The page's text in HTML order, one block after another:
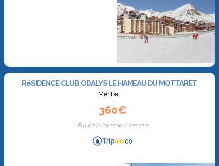
RéSIDENCE CLUB ODALYS LE HAMEAU DU MOTTARET
Méribel
360€
Prix de la location / semaine